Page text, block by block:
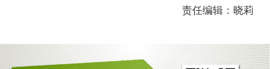
责任编辑：晓莉